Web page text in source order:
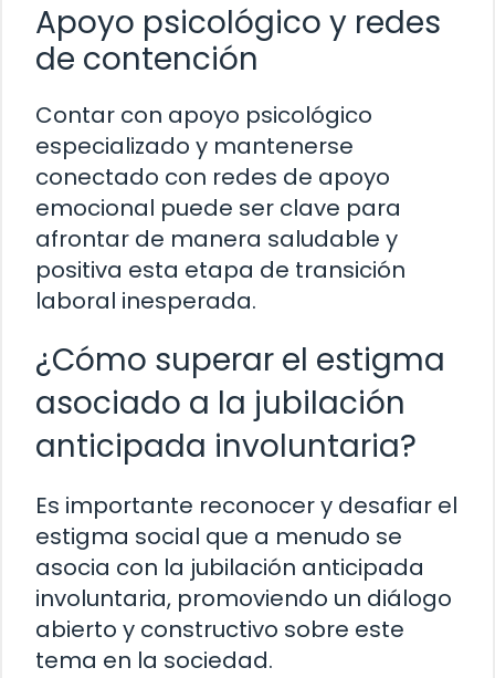
Apoyo psicológico y redes
de contención
Contar con apoyo psicológico
especializado y mantenerse
conectado con redes de apoyo
emocional puede ser clave para
afrontar de manera saludable y
positiva esta etapa de transición
laboral inesperada.
¿Cómo superar el estigma
asociado a la jubilación
anticipada involuntaria?
Es importante reconocer y desafiar el
estigma social que a menudo se
asocia con la jubilación anticipada
involuntaria, promoviendo un diálogo
abierto y constructivo sobre este
tema en la sociedad.